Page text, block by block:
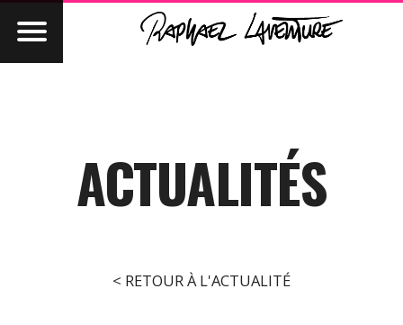
ACTUALITÉS
< RETOUR À L'ACTUALITÉ